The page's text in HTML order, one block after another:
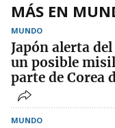
MÁS EN
MUNDO
Japón alerta
un posible
parte de Corea
MUNDO